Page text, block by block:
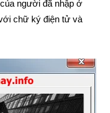
người đã nhập ở
chữ ký điện tử và